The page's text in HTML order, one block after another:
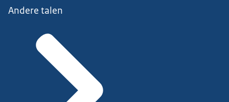
Andere talen